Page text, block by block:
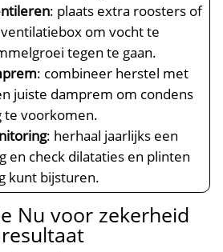
: plaats extra roosters of
om vocht te
tegen te gaan.​
: combineer herstel met
juiste damprem om condens
te voorkomen.​
: herhaal jaarlijks een
en check dilataties en plinten
kunt bijsturen.​
Nu voor zekerheid